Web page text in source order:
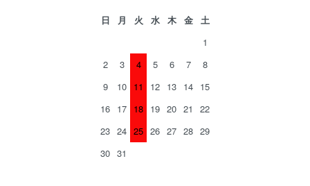
日 月 火 水 木 金
土
1
2
3 4 5 6 7
8
9
10 11 12 13 14 15
16 17 18 19 20 21
22
23 24 25 26 27 28 29
30 31